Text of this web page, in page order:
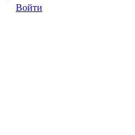
Войти